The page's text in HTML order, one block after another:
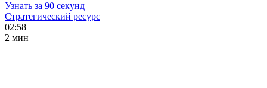
Узнать за 90 секунд
Стратегический ресурс
02:58
2 мин